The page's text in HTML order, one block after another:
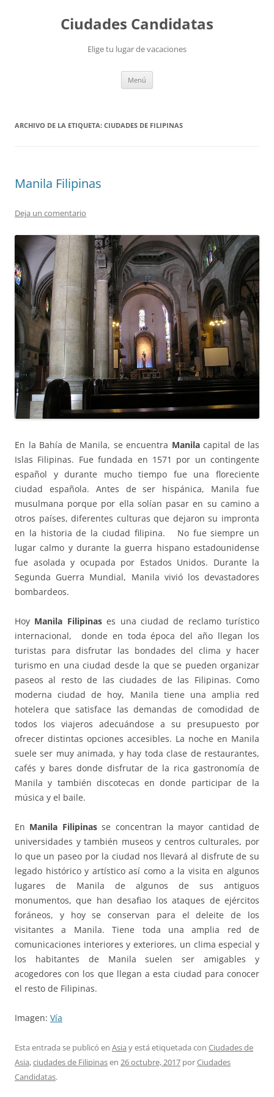
Ciudades Candidatas
Elige tu lugar de vacaciones
Menú
ARCHIVO DE LA ETIQUETA: CIUDADES DE FILIPINAS
Manila Filipinas
Deja un comentario
En la Bahía de Manila, se encuentra Manila capital de las
Islas Filipinas. Fue fundada en 1571 por un contingente
español y durante mucho tiempo fue una floreciente
ciudad española. Antes de ser hispánica, Manila fue
musulmana porque por ella solían pasar en su camino a
otros países, diferentes culturas que dejaron su impronta
en la historia de la ciudad filipina. No fue siempre un
lugar calmo y durante la guerra hispano estadounidense
fue asolada y ocupada por Estados Unidos. Durante la
Segunda Guerra Mundial, Manila vivió los devastadores
bombardeos.
Hoy Manila Filipinases una ciudad de reclamo turístico
internacional, donde en toda época del año llegan los
turistas para disfrutar las bondades del clima y hacer
turismo en una ciudad desde la que se pueden organizar
paseos al resto de las ciudades de las Filipinas. Como
moderna ciudad de hoy, Manila tiene una amplia red
hotelera que satisface las demandas de comodidad de
todos los viajeros adecuándose a su presupuesto por
ofrecer distintas opciones accesibles. La noche en Manila
suele ser muy animada, y hay toda clase de restaurantes,
cafés y bares donde disfrutar de la rica gastronomía de
Manila y también discotecas en donde participar de la
música y el baile.
En Manila Filipinasse concentran la mayor cantidad de
universidades y también museos y centros culturales, por
lo que un paseo por la ciudad nos llevará al disfrute de su
legado histórico y artístico así como a la visita en algunos
lugares de Manila de algunos de sus antiguos
monumentos, que han desafiao los ataques de ejércitos
foráneos, y hoy se conservan para el deleite de los
visitantes a Manila. Tiene toda una amplia red de
comunicaciones interiores y exteriores, un clima especial y
los habitantes de Manila suelen ser amigables y
acogedores con los que llegan a esta ciudad para conocer
el resto de Filipinas.
Imagen: Vía
Esta entrada se publicó en Asia y está etiquetada con Ciudades de
Asia,ciudades de Filipinasen 26 octubre, 2017 porCiudades
Candidatas.